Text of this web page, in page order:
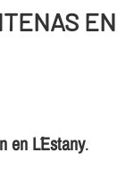
EN
L´Estany.